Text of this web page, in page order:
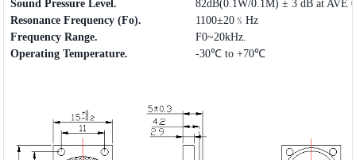
Sound Pressure Level.
82dB(0.1W/0.1M) ± 3 dB at AVE
Resonance Frequency (Fo).
1100±20﹪Hz
Frequency Range.
F0~20kHz.
Operating Temperature. -30℃ to +70℃